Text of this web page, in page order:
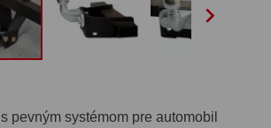

pevným systémom pre automobil